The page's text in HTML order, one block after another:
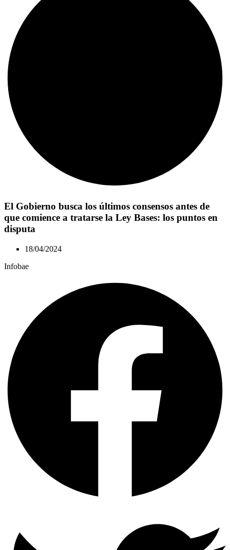
El Gobierno busca los últimos consensos antes de
que comience a tratarse la Ley Bases: los puntos en
disputa
18/04/2024
Infobae